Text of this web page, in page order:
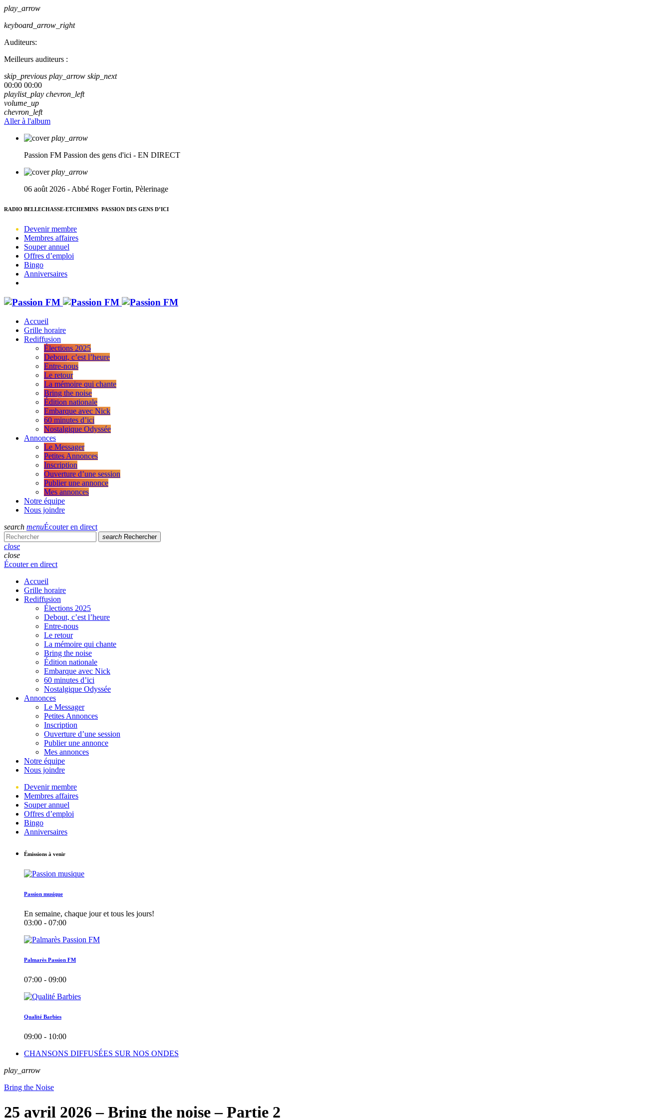
play_arrow
keyboard_arrow_right
Auditeurs:
Meilleurs auditeurs :
skip_previous play_arrow skip_next
00:00 00:00
playlist_play chevron_left
volume_up
chevron_left
Aller à l'album
play_arrow
Passion FM Passion des gens d'ici - EN DIRECT
play_arrow
06 août 2026 - Abbé Roger Fortin, Pèlerinage
RADIO BELLECHASSE-ETCHEMINS PASSION DES GENS D’ICI
Devenir membre
Membres affaires
Souper annuel
Offres d’emploi
Bingo
Anniversaires
Accueil
Grille horaire
Rediffusion
Élections 2025
Debout, c’est l’heure
Entre-nous
Le retour
La mémoire qui chante
Bring the noise
Édition nationale
Embarque avec Nick
60 minutes d’ici
Nostalgique Odyssée
Annonces
Le Messager
Petites Annonces
Inscription
Ouverture d’une session
Publier une annonce
Mes annonces
Notre équipe
Nous joindre
search menuÉcouter en direct
search Rechercher
close
close
Écouter en direct
Accueil
Grille horaire
Rediffusion
Élections 2025
Debout, c’est l’heure
Entre-nous
Le retour
La mémoire qui chante
Bring the noise
Édition nationale
Embarque avec Nick
60 minutes d’ici
Nostalgique Odyssée
Annonces
Le Messager
Petites Annonces
Inscription
Ouverture d’une session
Publier une annonce
Mes annonces
Notre équipe
Nous joindre
Devenir membre
Membres affaires
Souper annuel
Offres d’emploi
Bingo
Anniversaires
Émissions à venir
Passion musique
En semaine, chaque jour et tous les jours!
03:00 - 07:00
Palmarès Passion FM
07:00 - 09:00
Qualité Barbies
09:00 - 10:00
CHANSONS DIFFUSÉES SUR NOS ONDES
play_arrow
Bring the Noise
25 avril 2026 – Bring the noise – Partie 2